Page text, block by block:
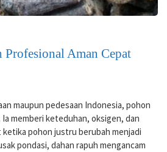
Profesional Aman Cepat
maupun pedesaan Indonesia, pohon
memberi keteduhan, oksigen, dan
pohon justru berubah menjadi
pondasi, dahan rapuh mengancam